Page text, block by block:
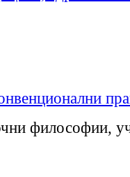
философии,